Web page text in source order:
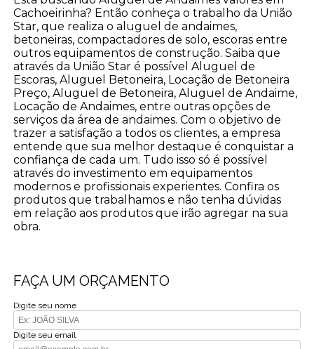
Cachoeirinha? Então conheça o trabalho da União
Star, que realiza o aluguel de andaimes,
betoneiras, compactadores de solo, escoras entre
outros equipamentos de construção. Saiba que
através da União Star é possível Aluguel de
Escoras, Aluguel Betoneira, Locação de Betoneira
Preço, Aluguel de Betoneira, Aluguel de Andaime,
Locação de Andaimes, entre outras opções de
serviços da área de andaimes. Com o objetivo de
trazer a satisfação a todos os clientes, a empresa
entende que sua melhor destaque é conquistar a
confiança de cada um. Tudo isso só é possível
através do investimento em equipamentos
modernos e profissionais experientes. Confira os
produtos que trabalhamos e não tenha dúvidas
em relação aos produtos que irão agregar na sua
obra.
FAÇA UM ORÇAMENTO
Digite seu nome
Digite seu email